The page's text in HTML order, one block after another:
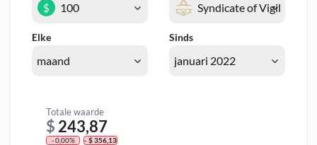
Elke Sinds
$
Totale waarde
$ 243,87
- 0,00% - $ 356,13